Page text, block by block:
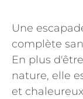
Une
complète
En plus
nature, elle
et